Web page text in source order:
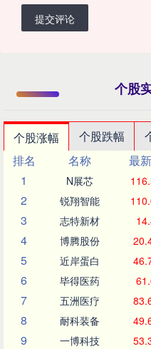
提交评论
个股
个股涨幅 个股跌幅
排名
名称 最
1
N展芯
2 锐翔智能
3 志特新材
4 博腾股份
5 近岸蛋白
6 毕得医药
7 五洲医疗
8 耐科装备
9 一博科技